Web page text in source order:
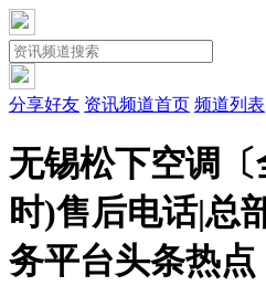
分享好友 资讯频道首页 频道列表
无锡松下空调
时)售后电话|总
务平台头条热点